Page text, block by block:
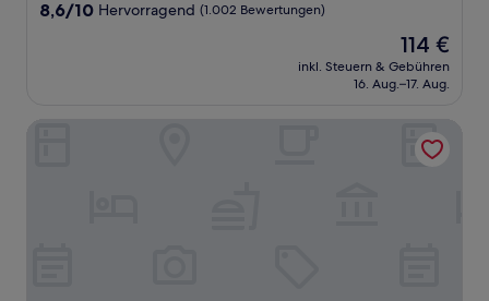
8.6
8,6/10 Hervorragend (1.002 Bewertungen)
Der
Preis
beträgt
114 €
inkl. Steuern & Gebühren
16. Aug.–17. Aug.